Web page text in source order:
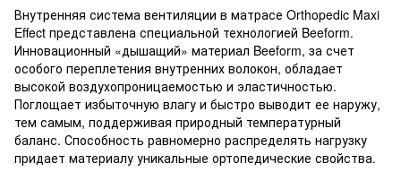
Внутренняя система вентиляции в матрасе Orthopedic Maxi
Effect представлена специальной технологией Beeform.
Инновационный «дышащий» материал Beeform, за счет
особого переплетения внутренних волокон, обладает
высокой воздухопроницаемостью и эластичностью.
Поглощает избыточную влагу и быстро выводит ее наружу,
тем самым, поддерживая природный температурный
баланс. Способность равномерно распределять нагрузку
придает материалу уникальные ортопедические свойства.